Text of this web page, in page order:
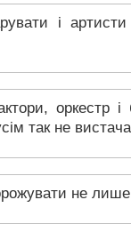
і артисти
так не
не